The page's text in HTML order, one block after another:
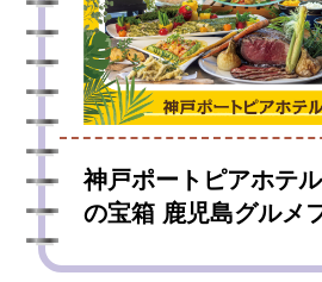
神戸ポートピアホテ
の宝箱 鹿児島グルメ